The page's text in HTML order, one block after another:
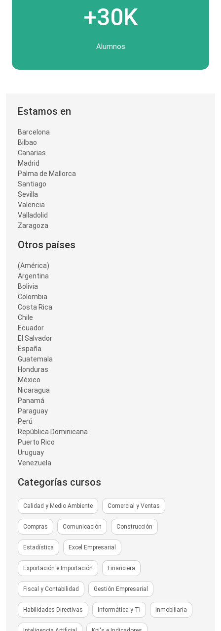
+30K
Alumnos
Estamos en
Barcelona
Bilbao
Canarias
Madrid
Palma de Mallorca
Santiago
Sevilla
Valencia
Valladolid
Zaragoza
Otros países
(América)
Argentina
Bolivia
Colombia
Costa Rica
Chile
Ecuador
El Salvador
España
Guatemala
Honduras
México
Nicaragua
Panamá
Paraguay
Perú
República Dominicana
Puerto Rico
Uruguay
Venezuela
Categorías cursos
Calidad y Medio Ambiente Comercial y Ventas
Compras Comunicación Construcción
Estadística Excel Empresarial
Exportación e Importación Financiera
Fiscal y Contabilidad Gestión Empresarial
Habilidades Directivas Informática y TI Inmobiliaria